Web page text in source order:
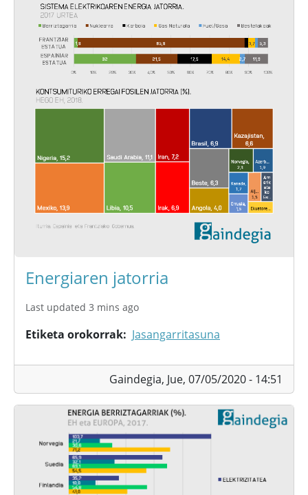
Energiaren jatorria
Last updated 3 mins ago
Etiketa orokorrak Jasangarritasuna
Gaindegia, Jue, 07/05/2020 - 14:51